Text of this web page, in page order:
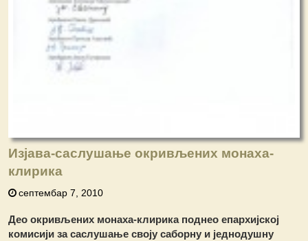
Изјава-саслушање окривљених монаха-
клирика
септембар 7, 2010
Део окривљених монаха-клирика поднео епархијској
комисији за саслушање своју саборну и једнодушну